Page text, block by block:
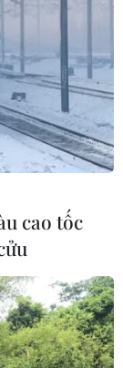
cao tốc